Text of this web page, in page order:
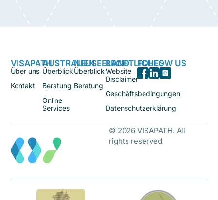
VISAPATH
Über uns
Kontakt
AUSTRALIEN
Überblick
Beratung
Online
Services
NEUSEELAND
Überblick
Beratung
RECHTLICHES
Website
Disclaimer
Geschäftsbedingungen
Datenschutzerklärung
FOLLOW US
© 2026 VISAPATH. All
rights reserved.